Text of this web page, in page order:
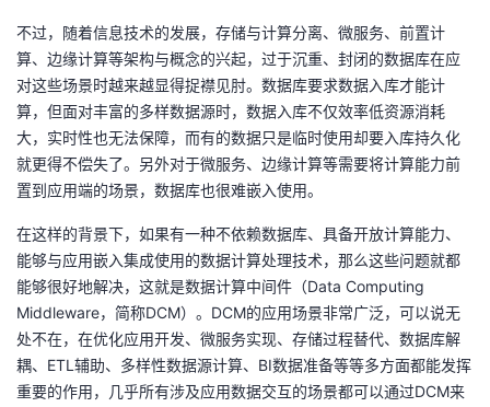
坛
圈
子
的
直
播
我
的
活
动
我
的
关
注
我
的
开
发
者
我
的
Programs
我
的
支
不过，随着信息技术的发展，存储与计算分离、微服务、前置计
算、边缘计算等架构与概念的兴起，过于沉重、封闭的数据库在应
对这些场景时越来越显得捉襟见肘。数据库要求数据入库才能计
算，但面对丰富的多样数据源时，数据入库不仅效率低资源消耗
大，实时性也无法保障，而有的数据只是临时使用却要入库持久化
就更得不偿失了。另外对于微服务、边缘计算等需要将计算能力前
置到应用端的场景，数据库也很难嵌入使用。
在这样的背景下，如果有一种不依赖数据库、具备开放计算能力、
能够与应用嵌入集成使用的数据计算处理技术，那么这些问题就都
能够很好地解决，这就是数据计算中间件（Data Computing
Middleware，简称DCM）。DCM的应用场景非常广泛，可以说无
处不在，在优化应用开发、微服务实现、存储过程替代、数据库解
耦、ETL辅助、多样性数据源计算、BI数据准备等等多方面都能发挥
重要的作用，几乎所有涉及应用数据交互的场景都可以通过DCM来